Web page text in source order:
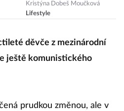
pocitem
osamělosti?
Kristýna Dobeš Moučková
Lifestyle
děvče z mezinárodní
ještě komunistického
prudkou změnou, ale v